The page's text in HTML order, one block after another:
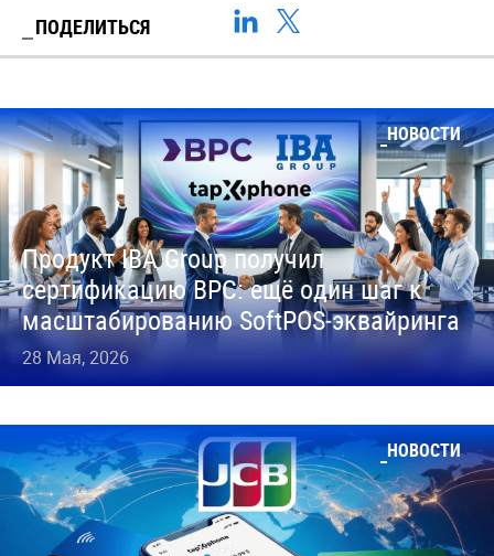
ПОДЕЛИТЬСЯ
НОВОСТИ
Продукт IBA Group получил
сертификацию BPC: ещё один шаг к
масштабированию SoftPOS‑эквайринга
28 Мая, 2026
НОВОСТИ